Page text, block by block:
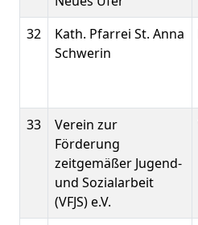
32
Kath. Pfarrei St. Anna
Schwerin
33
Verein zur
Förderung
zeitgemäßer Jugend-
und Sozialarbeit
(VFJS) e.V.